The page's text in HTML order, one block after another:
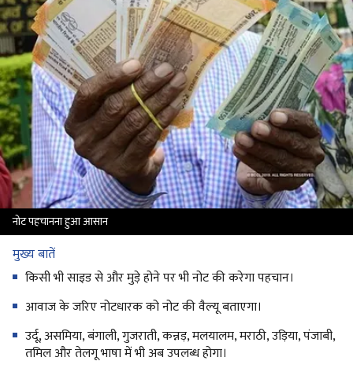
नोट पहचानना हुआ आसान
मुख्य बातें
किसी भी साइड से और मुड़े होने पर भी नोट की करेगा पहचान।
आवाज के जरिए नोटधारक को नोट की वैल्यू बताएगा।
उर्दू, असमिया, बंगाली, गुजराती, कन्नड़, मलयालम, मराठी, उड़िया, पंजाबी,
तमिल और तेलगू भाषा में भी अब उपलब्ध होगा।